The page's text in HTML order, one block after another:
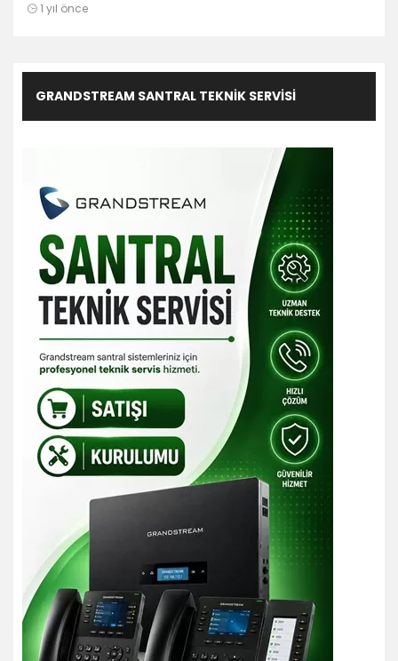
1 yıl önce
GRANDSTREAM SANTRAL TEKNIK SERVISI